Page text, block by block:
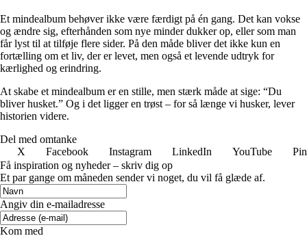
Et mindealbum behøver ikke være færdigt på én gang. Det kan vokse
og ændre sig, efterhånden som nye minder dukker op, eller som man
får lyst til at tilføje flere sider. På den måde bliver det ikke kun en
fortælling om et liv, der er levet, men også et levende udtryk for
kærlighed og erindring.
At skabe et mindealbum er en stille, men stærk måde at sige: “Du
bliver husket.” Og i det ligger en trøst – for så længe vi husker, lever
historien videre.
Del med omtanke
X
Facebook Instagram LinkedIn YouTube
Få inspiration og nyheder – skriv dig op
Et par gange om måneden sender vi noget, du vil få glæde af.
Angiv din e-mailadresse
Kom med